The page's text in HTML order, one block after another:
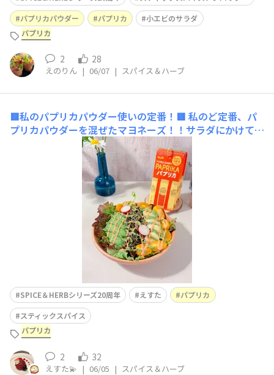
パプリカパウダー
パプリカ
小エビのサラダ
パプリカ
2 28
えのりん | 06/07 | スパイス＆ハーブ
🟥私のパプリカパウダー使いの定番！🟥 私のど定番、パ
プリカパウダーを混ぜたマヨネーズ！！サラダにかけて食
べました。真ん中のスプラウトは、タネから初めて育てま
SPICE＆HERBシリーズ20周年 えすた
パプリカ
スティックスパイス
パプリカ
2 32
えすた💫 | 06/05 | スパイス＆ハーブ